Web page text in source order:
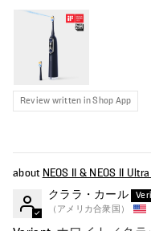
Review written in Shop App
NEOS II & NEOS II
クララ・カール
（アメリカ合衆国）